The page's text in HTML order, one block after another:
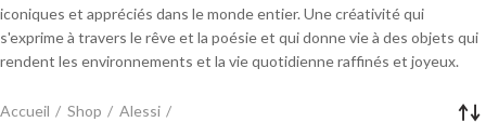
iconiques et appréciés dans le monde entier. Une créativité qui
s'exprime à travers le rêve et la poésie et qui donne vie à des objets qui
rendent les environnements et la vie quotidienne raffinés et joyeux.
Accueil Shop Alessi